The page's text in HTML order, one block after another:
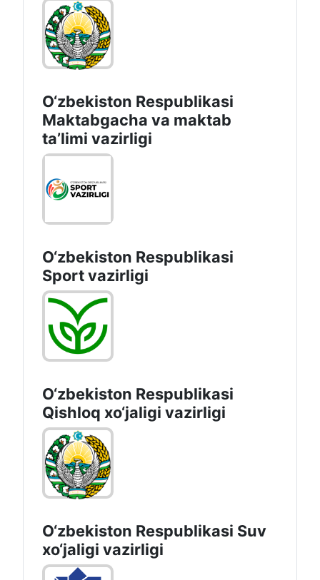
O‘zbekiston Respublikasi
Maktabgacha va maktab
taʼlimi vazirligi
O‘zbekiston Respublikasi
Sport vazirligi
O‘zbekiston Respublikasi
Qishloq хo‘jаligi vаzirligi
O‘zbekiston Respublikasi Suv
хo‘jaligi vazirligi